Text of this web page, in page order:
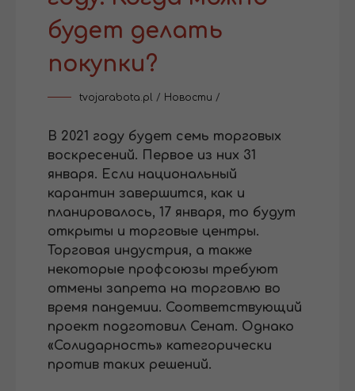
будет делать
покупки?
tvojarabota.pl / Новости /
В 2021 году будет семь торговых
воскресений. Первое из них 31
января. Если национальный
карантин завершится, как и
планировалось, 17 января, то будут
открыты и торговые центры.
Торговая индустрия, а также
некоторые профсоюзы требуют
отмены запрета на торговлю во
время пандемии. Соответствующий
проект подготовил Сенат. Однако
«Солидарность» категорически
против таких решений.